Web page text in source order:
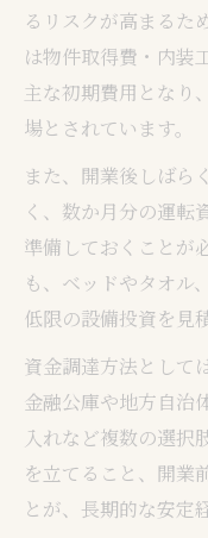
るリスクが高まるた
は物件取得費・内装
主な初期費用となり
場とされています。
また、開業後しばら
く、数か月分の運転
準備しておくことが
も、ベッドやタオル
低限の設備投資を見
資金調達方法として
金融公庫や地方自治
入れなど複数の選択
を立てること、開業
とが、長期的な安定